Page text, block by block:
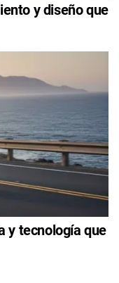
y diseño que
y tecnología que